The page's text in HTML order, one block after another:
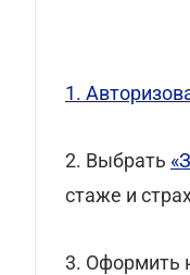
1.
2. Выбрать
стаже и
3. Оформить